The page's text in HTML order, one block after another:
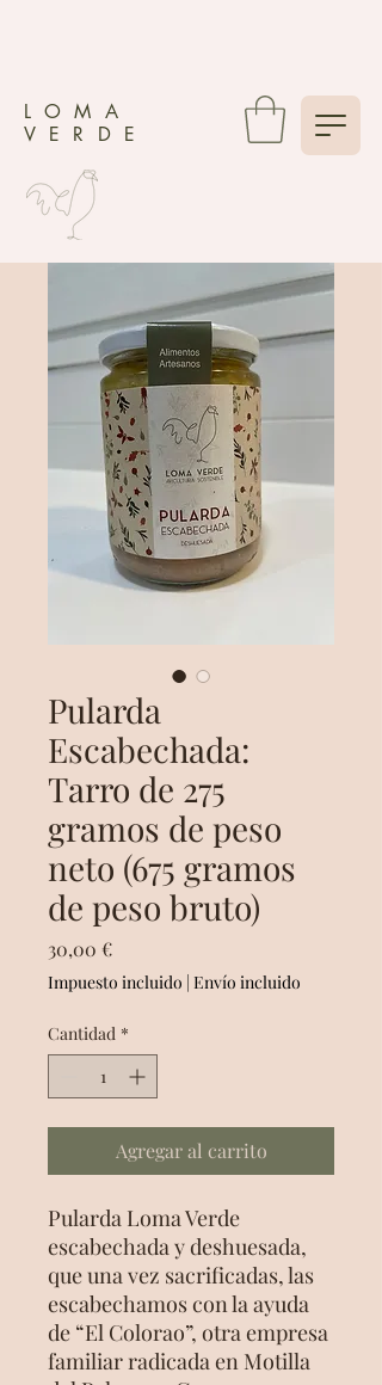
LOMA
VERDE
Pularda
Escabechada:
Tarro de 275
gramos de peso
neto (675 gramos
de peso bruto)
30,00 €Precio
Impuesto incluido Envío incluido
Cantidad *
Agregar al carrito
Pularda Loma Verde
escabechada y deshuesada,
que una vez sacrificadas, las
escabechamos con la ayuda
de “El Colorao”, otra empresa
familiar radicada en Motilla